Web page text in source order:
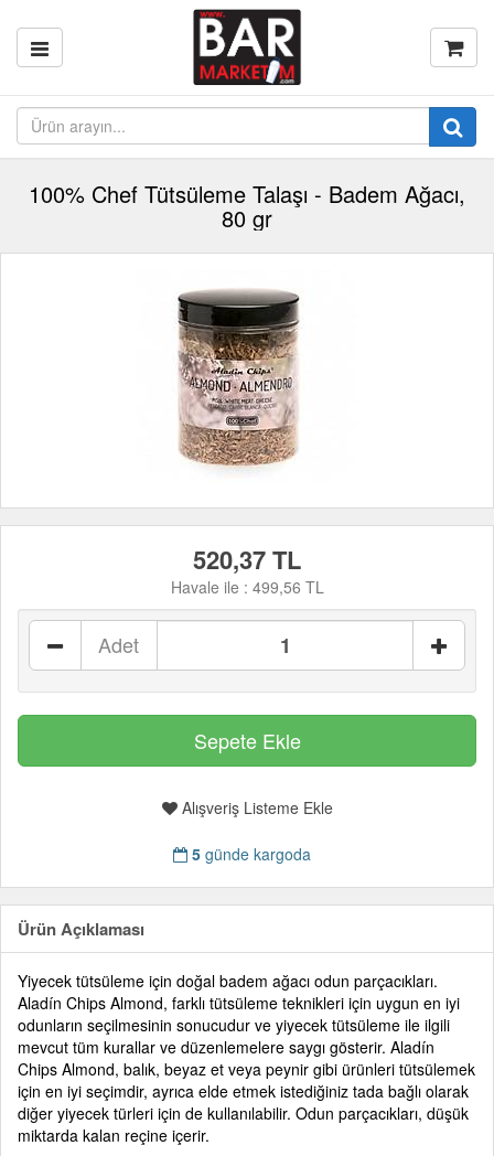
100% Chef Tütsüleme Talaşı - Badem Ağacı,
80 gr
520,37 TL
Havale ile : 499,56 TL
Adet
Alışveriş Listeme Ekle
5günde kargoda
Ürün Açıklaması
Yiyecek tütsüleme için doğal badem ağacı odun parçacıkları.
Aladín Chips Almond, farklı tütsüleme teknikleri için uygun en iyi
odunların seçilmesinin sonucudur ve yiyecek tütsüleme ile ilgili
mevcut tüm kurallar ve düzenlemelere saygı gösterir. Aladín
Chips Almond, balık, beyaz et veya peynir gibi ürünleri tütsülemek
için en iyi seçimdir, ayrıca elde etmek istediğiniz tada bağlı olarak
diğer yiyecek türleri için de kullanılabilir. Odun parçacıkları, düşük
miktarda kalan reçine içerir.